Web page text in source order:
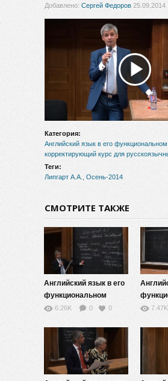
Добавлено: Сергей Федоров 25.09.2014
Категория:
Английский язык в его
корректирующий курс для
Теги:
Липгарт А.А.
Осень-2014
СМОТРИТЕ ТАКЖЕ
Английский язык в его
функциональном
разнообразии — 13
6.26K 0 0 7.47K